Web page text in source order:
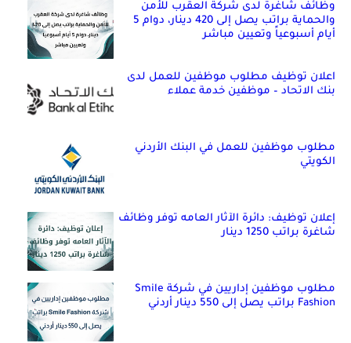
وظائف شاغرة لدى شركة العقرب للأمن
والحماية براتب يصل إلى 420 دينار، دوام 5
أيام أسبوعياً وتعيين مباشر
اعلان توظيف مطلوب موظفين للعمل لدى
بنك الاتحاد – موظفين خدمة عملاء
مطلوب موظفين للعمل في البنك الأردني
الكويتي
إعلان توظيف: دائرة الآثار العامه توفر وظائف
شاغرة براتب 1250 دينار
مطلوب موظفين إداريين في شركة Smile
Fashion براتب يصل إلى 550 دينار أردني